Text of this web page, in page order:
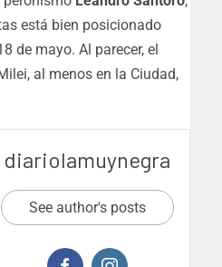
está bien posicionado
de mayo. Al parecer, el
al menos en la Ciudad,
diariolamuynegra
See author's posts